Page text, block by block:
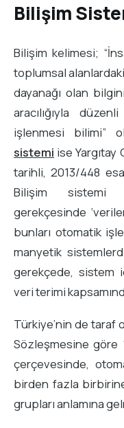
Bilişim
Bilişim kelimesi;
toplumsal
dayanağı olan
aracılığıyla
işlenmesi bilimi”
sistemi ise Yargıtay
tarihli, 2013/448
Bilişim sistemi
gerekçesinde
bunları otomatik
manyetik
gerekçede, sistem
veri terimi
Türkiye’nin de taraf
Sözleşmesine göre
çerçevesinde,
birden fazla
grupları anlamına